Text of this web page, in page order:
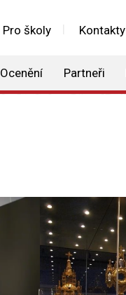
Pro školy Kontakty
Ocenění Partneři